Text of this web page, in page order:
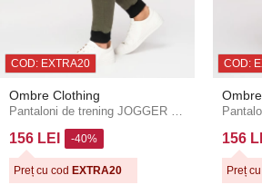
COD: EXTRA20
Ombre Clothing
156 LEI -40%
Preț cu cod EXTRA20
COD:
156
Preț